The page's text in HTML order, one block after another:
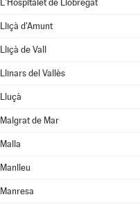
L'Hospitalet de Llobregat
Lliçà d'Amunt
Lliçà de Vall
Llinars del Vallès
Lluçà
Malgrat de Mar
Malla
Manlleu
Manresa